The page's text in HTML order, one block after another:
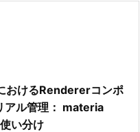
おけるRendererコンポ
アル管理： materia
い分け